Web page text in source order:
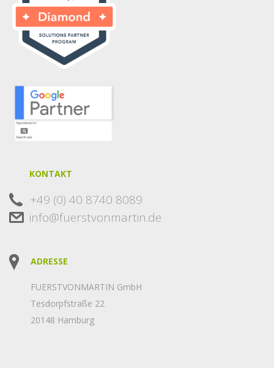
KONTAKT
+49 (0) 40 8740 8089
info@fuerstvonmartin.de
ADRESSE
FUERSTVONMARTIN GmbH
Tesdorpfstraße 22
20148 Hamburg